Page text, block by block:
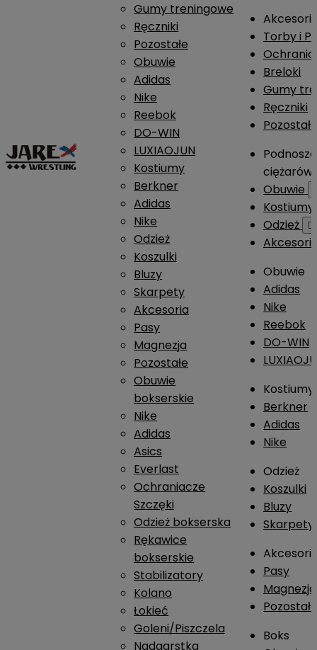
Gumy treningowe
Ręczniki
Pozostałe
Obuwie
Adidas
Nike
Reebok
DO-WIN
LUXIAOJUN
Kostiumy
Berkner
Adidas
Nike
Odzież
Koszulki
Bluzy
Skarpety
Akcesoria
Pasy
Magnezja
Pozostałe
Obuwie
bokserskie
Nike
Adidas
Asics
Everlast
Ochraniacze
Szczęki
Odzież bokserska
Rękawice
bokserskie
Stabilizatory
Kolano
Łokieć
Goleni/Piszczela
Nadgarstka
Torby i
Breloki
Gumy
Ręczniki
ciężarów
Obuwie
Kostiumy
Odzież

Obuwie
Adidas
Nike
Reebok
DO-WIN
Kostiumy
Berkner
Adidas
Nike
Odzież
Koszulki
Bluzy
Skarpety
Pasy
Magnezja
Boks